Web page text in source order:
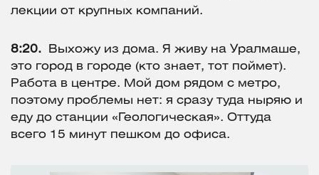
лекции от крупных компаний.
8:20.
Выхожу из дома. Я живу на Уралмаше,
это город в городе (кто знает, тот поймет).
Работа в центре. Мой дом рядом с метро,
поэтому проблемы нет: я сразу туда ныряю и
еду до станции «Геологическая». Оттуда
всего 15 минут пешком до офиса.